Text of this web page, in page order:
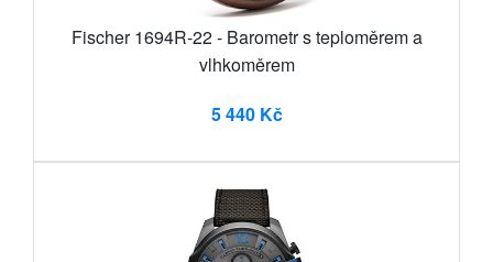
Fischer 1694R-22 - Barometr s teploměrem a
vlhkoměrem
5 440 Kč